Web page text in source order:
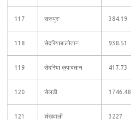
117 सरूपुरा 384.19
118 सेदरियाबालोतान 938.51
119 सेंदरिया कूपावंतान 417.73
120 सेलडी 1746.48
121 शंखवाली 3227